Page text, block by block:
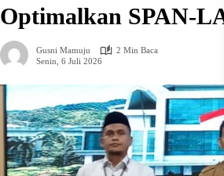
Optimalkan SPAN-
Gusni Mamuju
2 Min Baca
Senin, 6 Juli 2026